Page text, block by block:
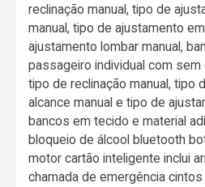
reclinação manual, tipo de
manual, tipo de ajustamento
ajustamento lombar manual,
passageiro individual com
tipo de reclinação manual, tipo
alcance manual e tipo de
bancos em tecido e material
bloqueio de álcool bluetooth
motor cartão inteligente inclui
chamada de emergência